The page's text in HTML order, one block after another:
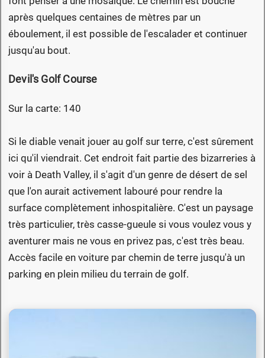
après quelques centaines de mètres par un
éboulement, il est possible de l'escalader et continuer
jusqu'au bout.
Devil's Golf Course
Sur la carte: 140
Si le diable venait jouer au golf sur terre, c'est sûrement
ici qu'il viendrait. Cet endroit fait partie des bizarreries à
voir à Death Valley, il s'agit d'un genre de désert de sel
que l'on aurait activement labouré pour rendre la
surface complètement inhospitalière. C'est un paysage
très particulier, très casse-gueule si vous voulez vous y
aventurer mais ne vous en privez pas, c'est très beau.
Accès facile en voiture par chemin de terre jusqu'à un
parking en plein milieu du terrain de golf.